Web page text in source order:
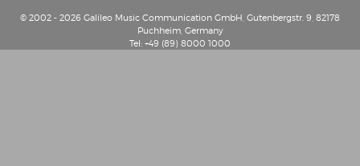
© 2002 - 2026 Galileo Music Communication GmbH, Gutenbergstr. 9, 82178
Puchheim, Germany
Tel: +49 (89) 8000 1000